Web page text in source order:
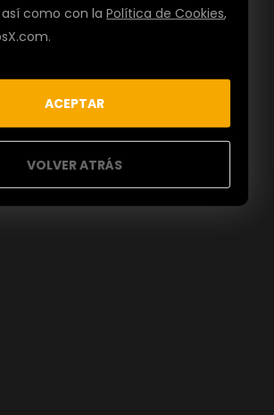
así como con laPolítica de Cookies,
ACEPTAR
VOLVER ATRÁS